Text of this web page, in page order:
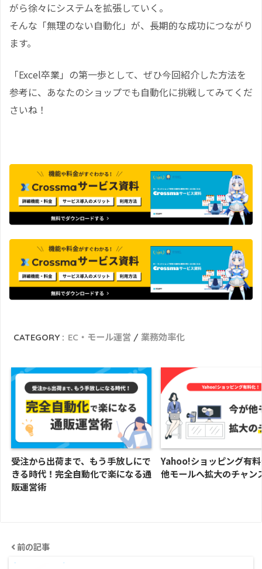
がら徐々にシステムを拡張していく。
そんな「無理のない自動化」が、長期的な成功につながり
ます。
「Excel卒業」の第一歩として、ぜひ今回紹介した方法を
参考に、あなたのショップでも自動化に挑戦してみてくだ
さいね！
CATEGORY : EC・モール運営 業務効率化
受注から出荷まで、もう手放しにで
きる時代！完全自動化で楽になる通
販運営術
Yahoo!ショッピング有
他モールへ拡大のチャン
前の記事